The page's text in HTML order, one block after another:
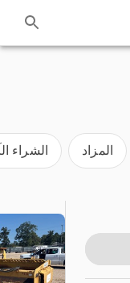
المزاد الشراء